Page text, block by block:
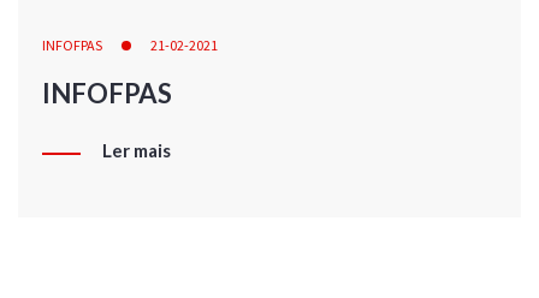
INFOFPAS 21-02-2021
INFOFPAS
Ler mais